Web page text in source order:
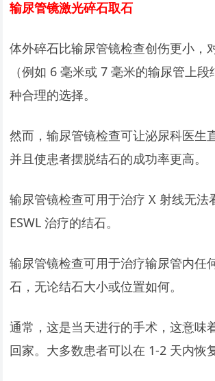
输尿管镜激光碎石取石
体外碎石比输尿管镜检查创伤更小，
（例如 6 毫米或 7 毫米的输尿管上
种合理的选择。
然而，输尿管镜检查可让泌尿科医生
并且使患者摆脱结石的成功率更高。
输尿管镜检查可用于治疗 X 射线无法
ESWL 治疗的结石。
输尿管镜检查可用于治疗输尿管内任
石，无论结石大小或位置如何。
通常，这是当天进行的手术，这意味
回家。大多数患者可以在 1-2 天内恢